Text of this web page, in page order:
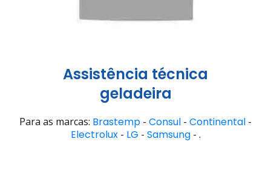
Assistência técnica
geladeira
Para as marcas: Brastemp - Consul - Continental -
Electrolux- LG - Samsung- .